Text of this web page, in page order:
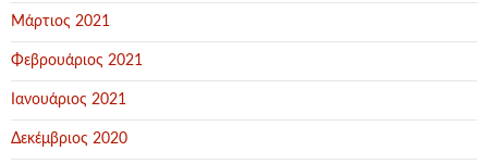
Μάρτιος 2021
Φεβρουάριος 2021
Ιανουάριος 2021
Δεκέμβριος 2020